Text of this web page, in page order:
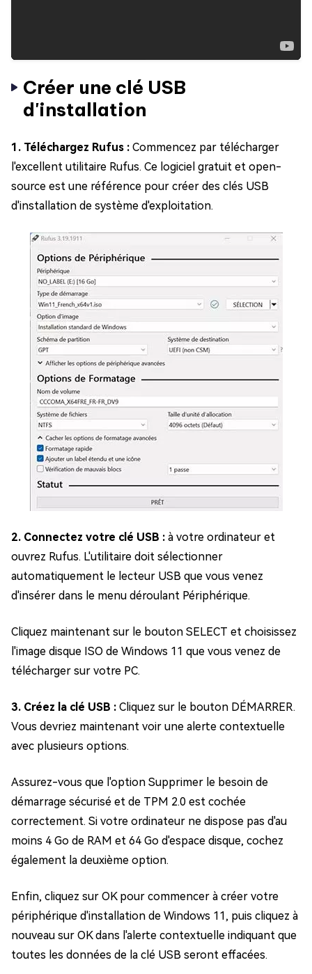
Créer une clé USB
d'installation
1. Téléchargez Rufus : Commencez par télécharger
l'excellent utilitaire Rufus. Ce logiciel gratuit et open-
source est une référence pour créer des clés USB
d'installation de système d'exploitation.
2. Connectez votre clé USB : à votre ordinateur et
ouvrez Rufus. L'utilitaire doit sélectionner
automatiquement le lecteur USB que vous venez
d'insérer dans le menu déroulant Périphérique.
Cliquez maintenant sur le bouton SELECT et choisissez
l'image disque ISO de Windows 11 que vous venez de
télécharger sur votre PC.
3. Créez la clé USB : Cliquez sur le bouton DÉMARRER.
Vous devriez maintenant voir une alerte contextuelle
avec plusieurs options.
Assurez-vous que l'option Supprimer le besoin de
démarrage sécurisé et de TPM 2.0 est cochée
correctement. Si votre ordinateur ne dispose pas d'au
moins 4 Go de RAM et 64 Go d'espace disque, cochez
également la deuxième option.
Enfin, cliquez sur OK pour commencer à créer votre
périphérique d'installation de Windows 11, puis cliquez à
nouveau sur OK dans l'alerte contextuelle indiquant que
toutes les données de la clé USB seront effacées.